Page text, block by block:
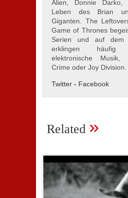
Alien, Donnie Darko,
Leben des Brian
Giganten. The
Game of Thrones
Serien und auf dem
erklingen häufig
elektronische Musik,
Crime oder Joy Division.
Twitter - Facebook
Related »